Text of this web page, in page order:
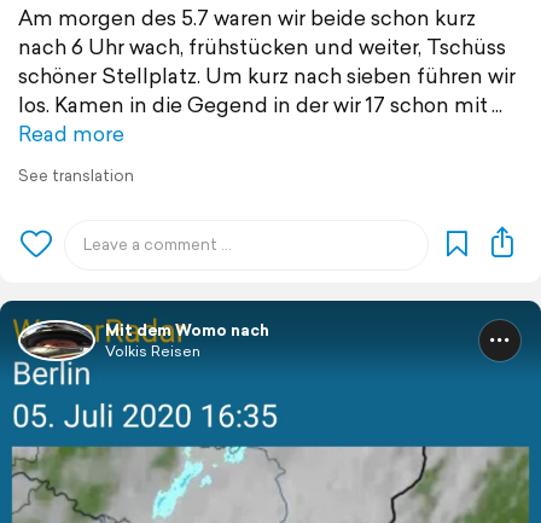
Am morgen des 5.7 waren wir beide schon kurz
nach 6 Uhr wach, frühstücken und weiter, Tschüss
schöner Stellplatz. Um kurz nach sieben führen wir
los. Kamen in die Gegend in der wir 17 schon mit
Read more
See translation
Mit dem Womo nach
Volkis Reisen